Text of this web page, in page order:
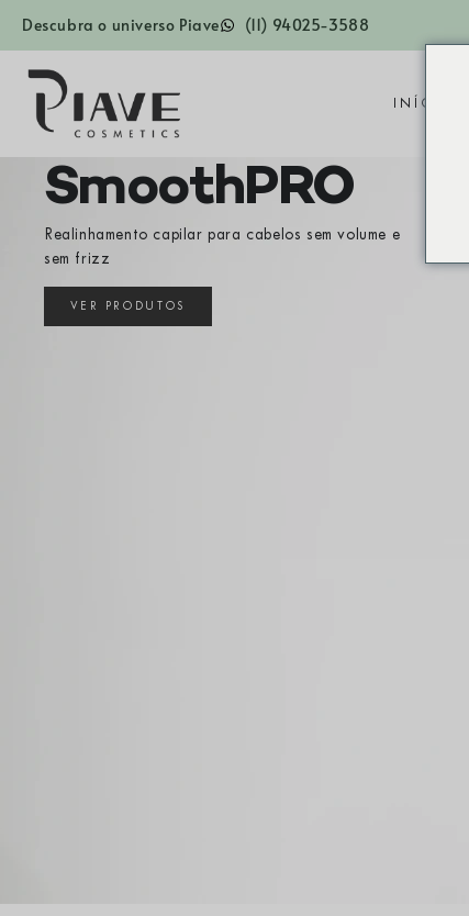
Descubra o universo Piave (11) 94025-3588
INÍCIO
SmoothPRO
Realinhamento capilar para cabelos sem volume e
sem frizz
VER PRODUTOS